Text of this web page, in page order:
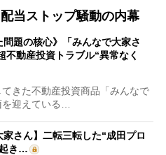
当ストップ騒動の内幕
問題の核心》「みんなで大家さ
不動産投資トラブル“異常なく
きた不動産投資商品「みんなで
迎えている…
家さん】二転三転した“成田プロ
き…